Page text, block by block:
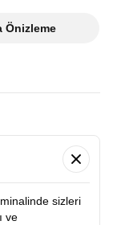
Önizleme
sizleri
ve